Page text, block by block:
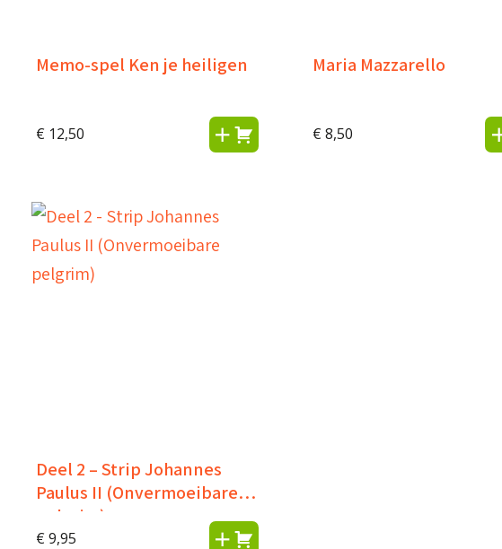
Memo-spel Ken je heiligen
€ 12,50
Maria Mazzarello
€ 8,50
Deel 2 – Strip Johannes
Paulus II (Onvermoeibare
pelgrim)
€ 9,95